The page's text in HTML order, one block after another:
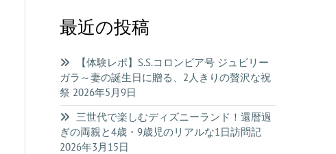
最近の投稿
【体験レポ】S.S.コロンビア号 ジュビリー
ガラ～妻の誕生日に贈る、2人きりの贅沢な祝
祭 2026年5月9日
三世代で楽しむディズニーランド！還暦過
ぎの両親と4歳・9歳児のリアルな1日訪問記
2026年3月15日